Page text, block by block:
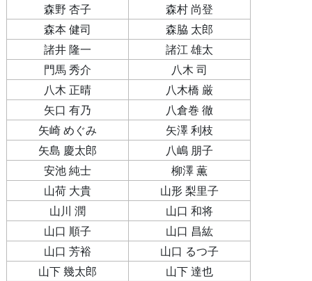
森野 杏子
森村 尚登
森本 健司
森脇 太郎
諸井 隆一
諸江 雄太
門馬 秀介
八木 司
八木 正晴
八木橋 厳
矢口 有乃
八倉巻 徹
矢崎 めぐみ
矢澤 利枝
矢島 慶太郎
八嶋 朋子
安池 純士
柳澤 薫
山荷 大貴
山形 梨里子
山川 潤
山口 和将
山口 順子
山口 昌紘
山口 芳裕
山口 るつ子
山下 幾太郎
山下 達也